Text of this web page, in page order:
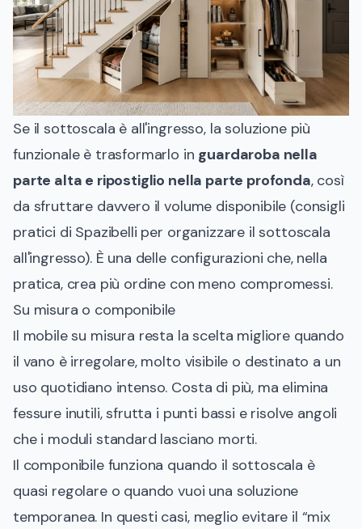
Se il sottoscala è all'ingresso, la soluzione più
funzionale è trasformarlo in guardaroba nella
parte alta e ripostiglio nella parte profonda, così
da sfruttare davvero il volume disponibile (consigli
pratici di Spazibelli per organizzare il sottoscala
all'ingresso). È una delle configurazioni che, nella
pratica, crea più ordine con meno compromessi.
Su misura o componibile
Il mobile su misura resta la scelta migliore quando
il vano è irregolare, molto visibile o destinato a un
uso quotidiano intenso. Costa di più, ma elimina
fessure inutili, sfrutta i punti bassi e risolve angoli
che i moduli standard lasciano morti.
Il componibile funziona quando il sottoscala è
quasi regolare o quando vuoi una soluzione
temporanea. In questi casi, meglio evitare il “mix